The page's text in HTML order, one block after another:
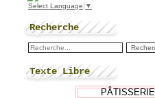
Select Language ▼
Recherche
Texte Libre
PÂTISSERIE